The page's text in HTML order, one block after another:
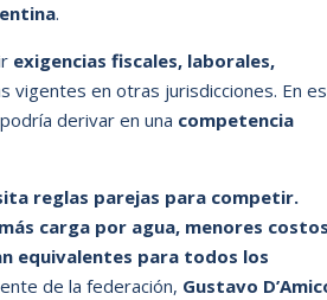
.
exigencias fiscales, laborales,
vigentes en otras jurisdicciones. En
derivar en una competencia
reglas parejas para competir.
carga por agua, menores costos
equivalentes para todos los
de la federación, Gustavo